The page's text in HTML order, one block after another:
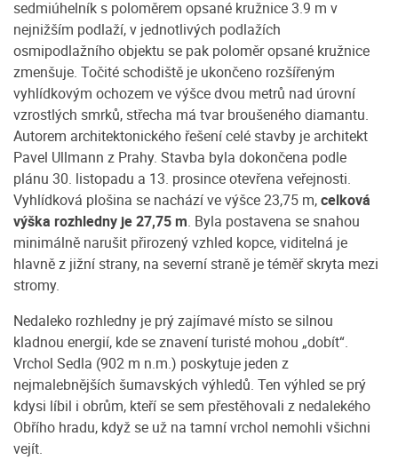
sedmiúhelník s poloměrem opsané kružnice 3.9 m v
nejnižším podlaží, v jednotlivých podlažích
osmipodlažního objektu se pak poloměr opsané kružnice
zmenšuje. Točité schodiště je ukončeno rozšířeným
vyhlídkovým ochozem ve výšce dvou metrů nad úrovní
vzrostlých smrků, střecha má tvar broušeného diamantu.
Autorem architektonického řešení celé stavby je architekt
Pavel Ullmann z Prahy. Stavba byla dokončena podle
plánu 30. listopadu a 13. prosince otevřena veřejnosti.
Vyhlídková plošina se nachází ve výšce 23,75 m,celková
výška rozhledny je 27,75 m. Byla postavena se snahou
minimálně narušit přirozený vzhled kopce, viditelná je
hlavně z jižní strany, na severní straně je téměř skryta mezi
stromy.
Nedaleko rozhledny je prý zajímavé místo se silnou
kladnou energií, kde se znavení turisté mohou „dobít“.
Vrchol Sedla (902 m n.m.) poskytuje jeden z
nejmalebnějších šumavských výhledů. Ten výhled se prý
kdysi líbil i obrům, kteří se sem přestěhovali z nedalekého
Obřího hradu, když se už na tamní vrchol nemohli všichni
vejít.